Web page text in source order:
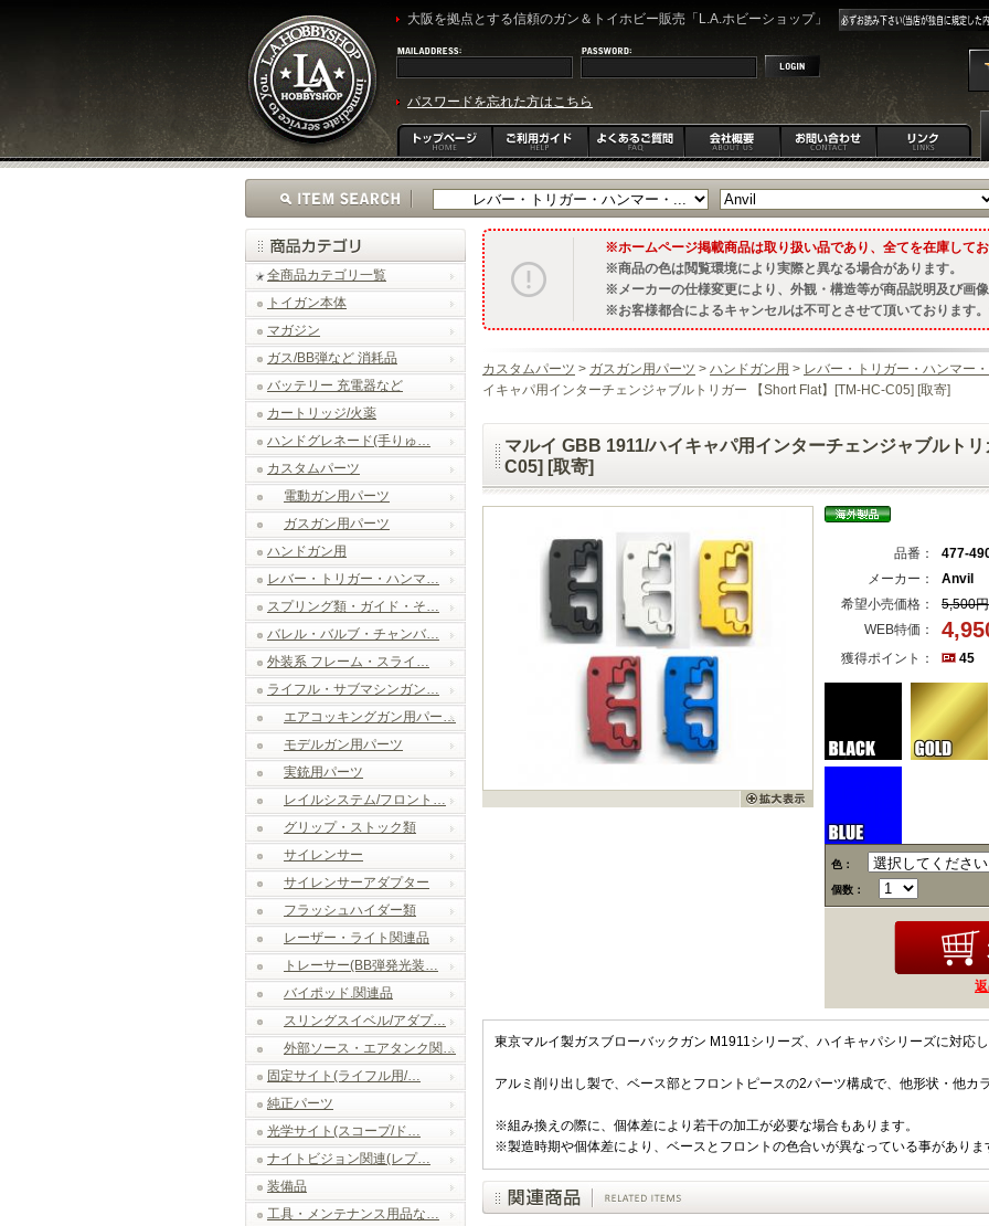
大阪を拠点とする信頼のガン＆トイホビー販売「L.A.ホビーショップ」
パスワードを忘れた方はこちら
全商品カテゴリ一覧
トイガン本体
マガジン
ガス/BB弾など 消耗品
バッテリー 充電器など
カートリッジ/火薬
ハンドグレネード(手りゅ…
カスタムパーツ
電動ガン用パーツ
ガスガン用パーツ
ハンドガン用
レバー・トリガー・ハンマ…
スプリング類・ガイド・そ…
バレル・バルブ・チャンバ…
外装系 フレーム・スライ…
ライフル・サブマシンガン…
エアコッキングガン用パー…
モデルガン用パーツ
実銃用パーツ
レイルシステム/フロント…
グリップ・ストック類
サイレンサー
サイレンサーアダプター
フラッシュハイダー類
レーザー・ライト関連品
トレーサー(BB弾発光装…
バイポッド.関連品
スリングスイベル/アダプ…
外部ソース・エアタンク関…
固定サイト(ライフル用/…
純正パーツ
光学サイト(スコープ/ド…
ナイトビジョン関連(レプ…
装備品
工具・メンテナンス用品な…
ホームページ掲載商品は取り扱い品であり、全てを在庫してお
商品の色は閲覧環境により実際と異なる場合があります。
メーカーの仕様変更により、外観・構造等が商品説明及び画
お客様都合によるキャンセルは不可とさせて頂いております。
カスタムパーツ > ガスガン用パーツ > ハンドガン用 > レバー・トリガー・ハンマー
イキャパ用インターチェンジャブルトリガー 【Short Flat】[TM-HC-C05] [取寄]
マルイ GBB 1911/ハイキャパ用インターチェンジャブルト
C05] [取寄]
品番：
477-
メーカー：
Anvil
希望小売価格：
5,500円
WEB特価：
獲得ポイント：
45
色：
個数：
東京マルイ製ガスブローバックガン M1911シリーズ、ハイキャパシリーズに対応
アルミ削り出し製で、ベース部とフロントピースの2パーツ構成で、他形状・他カ
※組み換えの際に、個体差により若干の加工が必要な場合もあります。
※製造時期や個体差により、ベースとフロントの色合いが異なっている事がありま